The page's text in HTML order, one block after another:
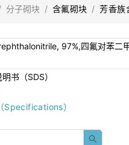
分子砌块 / 含氟砌块 / 芳香族
书（SDS）
Specifications）